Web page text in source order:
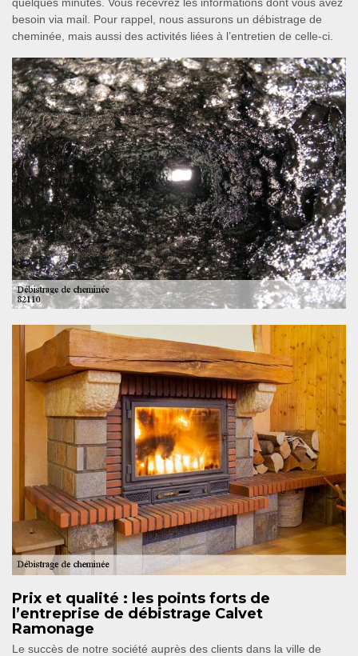
besoin via mail. Pour rappel, nous assurons un débistrage de
cheminée, mais aussi des activités liées à l’entretien de celle-ci.
Prix et qualité : les points forts de
l’entreprise de débistrage Calvet
Ramonage
Le succès de notre société auprès des clients dans la ville de